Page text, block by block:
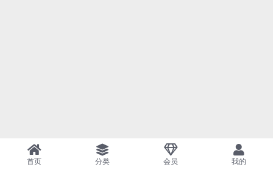
首页 分类 会员 我的